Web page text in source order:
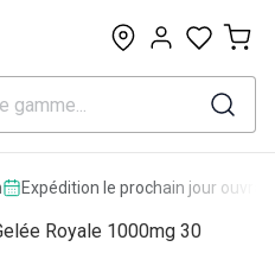
0
Expédition le prochain jour
Royale 1000mg 30